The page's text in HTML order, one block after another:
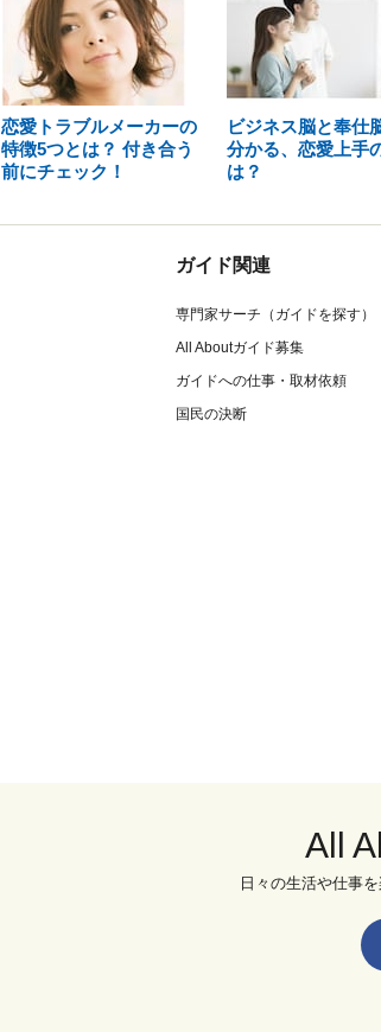
恋愛トラブルメーカーの
特徴5つとは？ 付き合う
前にチェック！
ビジネス脳と奉仕
分かる、恋愛上手
は？
ガイド関連
専門家サーチ（ガイドを探す）
All Aboutガイド募集
ガイドへの仕事・取材依頼
国民の決断
All
日々の生活や仕事